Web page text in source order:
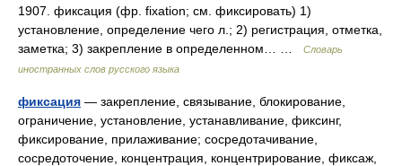
1907. фиксация (фр. fixation; см. фиксировать) 1)
установление, определение чего л.; 2) регистрация, отметка,
заметка; 3) закрепление в определенном… …
Словарь
иностранных слов русского языка
фиксация — закрепление, связывание, блокирование,
ограничение, установление, устанавливание, фиксинг,
фиксирование, прилаживание; сосредотачивание,
сосредоточение, концентрация, концентрирование, фиксаж,